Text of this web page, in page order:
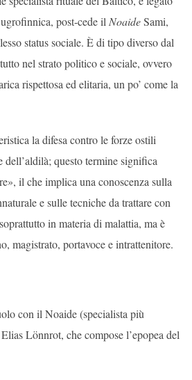
post-cede il NoaideSami,
status sociale. È di tipo diverso dal
nel strato politico e sociale, ovvero
rispettosa ed elitaria, un po’ come la
la difesa contro le forze ostili
questo termine significa
il che implica una conoscenza sulla
e sulle tecniche da trattare con
in materia di malattia, ma è
magistrato, portavoce e intrattenitore.
con il Noaide (specialista più
Lönnrot, che compose l’epopea del